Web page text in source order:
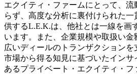
エクイティ・ファームにとって、
らず、高度な分析に裏付けられた
供するL.E.K.は、他社とは一線を画
います。また、企業規模や取扱い
広いディールのトランザクション
市場から得る知見に基づいたイン
あるプライベート・エクイティ・フ